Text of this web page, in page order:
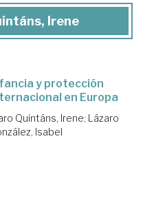
Irene
y protección
en Europa
Quintáns, Irene; Lázaro
Isabel